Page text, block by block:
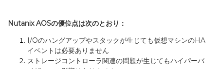
Nutanix AOSの優位点は次のとおり：
I/Oのハングアップやスタックが生じても仮想マシンのHA
イベントは必要ありません
ストレージコントローラ関連の問題が生じてもハイパーバ